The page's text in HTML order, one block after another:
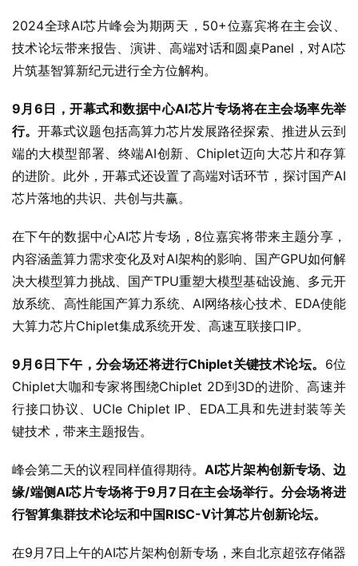
2024全球AI芯片峰会为期两天，50+位嘉宾将在主会议、
技术论坛带来报告、演讲、高端对话和圆桌Panel，对AI芯
片筑基智算新纪元进行全方位解构。
9月6日，开幕式和数据中心AI芯片专场将在主会场率先举
行。开幕式议题包括高算力芯片发展路径探索、推进从云到
端的大模型部署、终端AI创新、Chiplet迈向大芯片和存算
的进阶。此外，开幕式还设置了高端对话环节，探讨国产AI
芯片落地的共识、共创与共赢。
在下午的数据中心AI芯片专场，8位嘉宾将带来主题分享，
内容涵盖算力需求变化及对AI架构的影响、国产GPU如何解
决大模型算力挑战、国产TPU重塑大模型基础设施、多元开
放系统、高性能国产算力系统、AI网络核心技术、EDA使能
大算力芯片Chiplet集成系统开发、高速互联接口IP。
9月6日下午，分会场还将进行Chiplet关键技术论坛。 6位
Chiplet大咖和专家将围绕Chiplet 2D到3D的进阶、高速并
行接口协议、UCIe Chiplet IP、EDA工具和先进封装等关
键技术，带来主题报告。
峰会第二天的议程同样值得期待。AI芯片架构创新专场、边
缘/端侧AI芯片专场将于9月7日在主会场举行。分会场将进
行智算集群技术论坛和中国RISC-V计算芯片创新论坛。
在9月7日上午的AI芯片架构创新专场，来自北京超弦存储器